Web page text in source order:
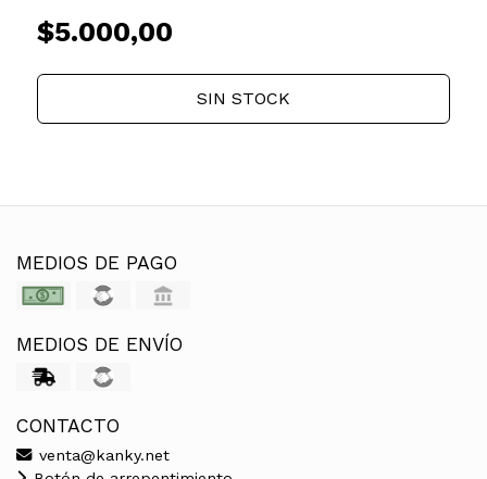
$5.000,00
SIN STOCK
MEDIOS DE PAGO
MEDIOS DE ENVÍO
CONTACTO
venta@kanky.net